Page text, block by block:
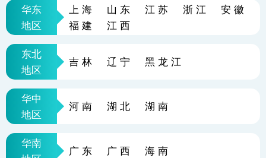
华东 上海 山东 江苏 浙江
安徽
福建
江西
地区
东北
吉林 辽宁 黑龙江
地区
华中
河南 湖北 湖南
地区
华南
广东 广西 海南